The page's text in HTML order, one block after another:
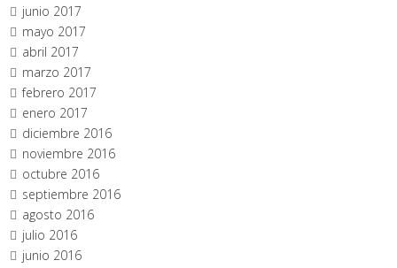
junio 2017
mayo 2017
abril 2017
marzo 2017
febrero 2017
enero 2017
diciembre 2016
noviembre 2016
octubre 2016
septiembre 2016
agosto 2016
julio 2016
junio 2016